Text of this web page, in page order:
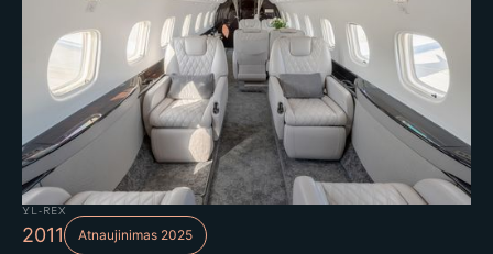
YL-REX
2011 Atnaujinimas 2025